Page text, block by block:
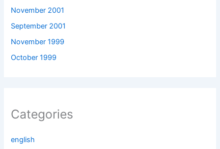
November 2001
September 2001
November 1999
October 1999
Categories
english